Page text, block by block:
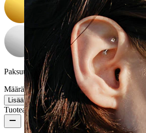
Paksuus: 1,2 mm (sopii 1,6 mm:n dermaliin)
Määrä: 1
Muuta
Lisää ostoskoriin
Tuotearvostelut